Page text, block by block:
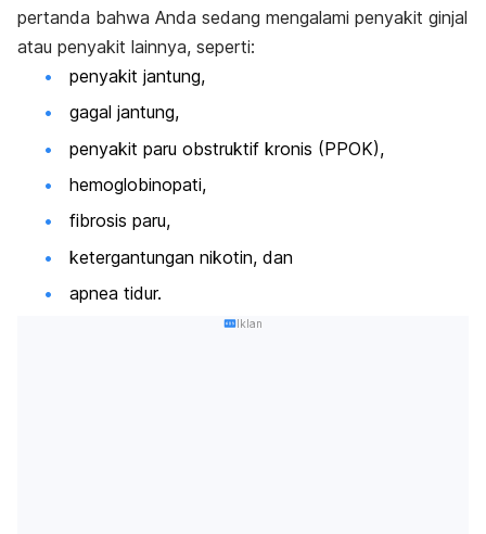
pertanda bahwa Anda sedang mengalami penyakit ginjal
atau penyakit lainnya, seperti:
penyakit jantung,
gagal jantung,
penyakit paru obstruktif kronis (PPOK),
hemoglobinopati,
fibrosis paru,
ketergantungan nikotin, dan
apnea tidur.
Iklan